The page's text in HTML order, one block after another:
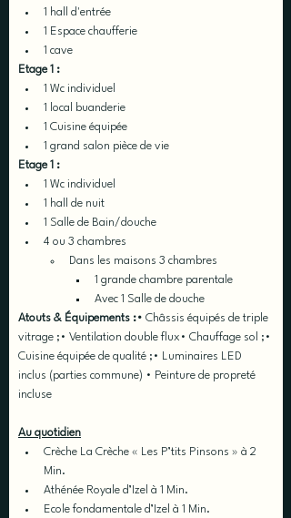
1 hall d'entrée
1 Espace chaufferie
1 cave
Etage 1 :
1 Wc individuel
1 local buanderie
1 Cuisine équipée
1 grand salon pièce de vie
Etage 1 :
1 Wc individuel
1 hall de nuit
1 Salle de Bain/douche
4 ou 3 chambres
Dans les maisons 3 chambres ​
1 grande chambre parentale ​
Avec 1 Salle de douche
Atouts & Équipements :• Châssis équipés de triple
vitrage ;• Ventilation double flux• Chauffage sol ;•
Cuisine équipée de qualité ;• Luminaires LED
inclus (parties commune) • Peinture de propreté
incluse
Au quotidien
Crèche La Crèche « Les P’tits Pinsons » à 2
Min.
Athénée Royale d’Izel à 1 Min.
Ecole fondamentale d’Izel à 1 Min.